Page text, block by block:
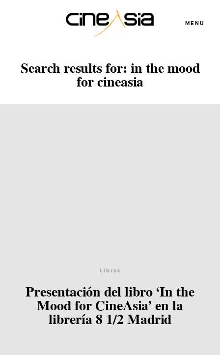
MENU
Search results for: in the mood
for cineasia
Libros
Presentación del libro ‘In the
Mood for CineAsia’ en la
librería 8 1/2 Madrid
Agenda